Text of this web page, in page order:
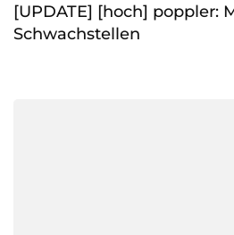
[UPDATE] [hoch] poppler:
Schwachstellen